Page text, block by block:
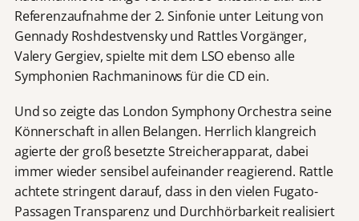
Referenzaufnahme der 2. Sinfonie unter Leitung von
Gennady Roshdestvensky und Rattles Vorgänger,
Valery Gergiev, spielte mit dem LSO ebenso alle
Symphonien Rachmaninows für die CD ein.
Und so zeigte das London Symphony Orchestra seine
Könnerschaft in allen Belangen. Herrlich klangreich
agierte der groß besetzte Streicherapparat, dabei
immer wieder sensibel aufeinander reagierend. Rattle
achtete stringent darauf, dass in den vielen Fugato-
Passagen Transparenz und Durchhörbarkeit realisiert